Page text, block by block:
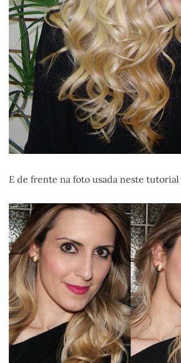
E de frente na foto usada neste tutorial